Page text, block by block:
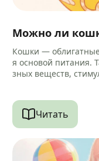
Можно ли
Кошки —
я основой питания.
зных веществ,
Читать